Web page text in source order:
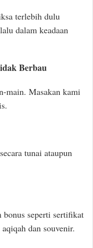
terlebih dulu
dalam keadaan
Berbau
main. Masakan kami
tunai ataupun
bonus seperti sertifikat
dan souvenir.